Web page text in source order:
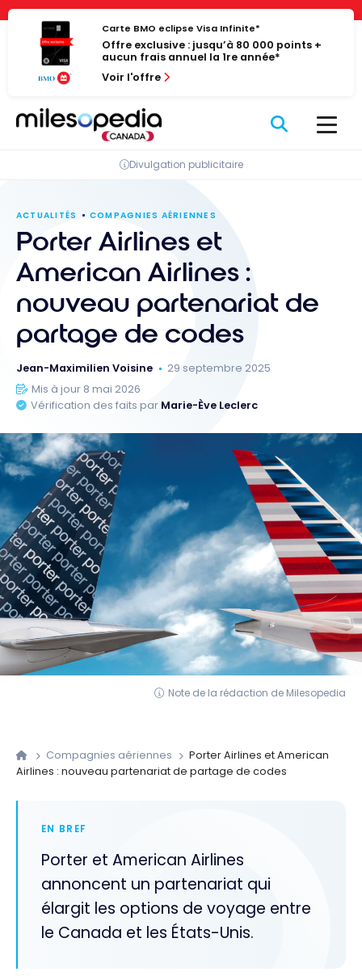
Panneau de gestion des cookies
Passer
contenu
Carte BMO eclipse Visa Infinite*
Offre exclusive : jusqu’à 80 000 points +
aucun frais annuel la 1re année*
Voir l'offre
Divulgation publicitaire
ACTUALITÉS COMPAGNIES AÉRIENNES
Porter Airlines et
American Airlines :
nouveau partenariat de
partage de codes
Jean-Maximilien Voisine
29 septembre 2025
Mis à jour 8 mai 2026
Vérification des faits par Marie-Ève Leclerc
Note de la rédaction de Milesopedia
Compagnies aériennes
Porter Airlines et American
Airlines : nouveau partenariat de partage de codes
EN BREF
Porter et American Airlines
annoncent un partenariat qui
élargit les options de voyage entre
le Canada et les États-Unis.